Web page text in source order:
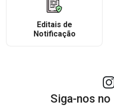
Editais de
Notificação
Siga-nos no